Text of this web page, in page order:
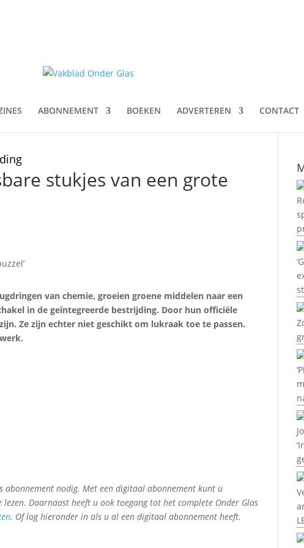
ABONNEMENT BOEKEN ADVERTEREN
CONTACT
stukjes van een grote
van chemie, groeien groene middelen naar een
in de geïntegreerde bestrijding. Door hun officiële
Ze zijn echter niet geschikt om lukraak toe te passen.
nodig. Met een digitaal abonnement kunt u
Daarnaast heeft u ook toegang tot het complete Onder Glas
. Of log hieronder in als u al een digitaal abonnement heeft.